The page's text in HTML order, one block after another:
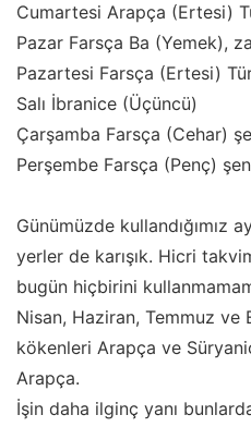
Cumartesi Arapça (Ertesi)
Pazar Farsça Ba (Yemek),
Pazartesi Farsça (Ertesi)
Salı İbranice (Üçüncü)
Çarşamba Farsça (Cehar)
Perşembe Farsça (Penç)
Günümüzde kullandığımız
yerler de karışık. Hicri
bugün hiçbirini
Nisan, Haziran, Temmuz ve
kökenleri Arapça ve
Arapça.
İşin daha ilginç yanı